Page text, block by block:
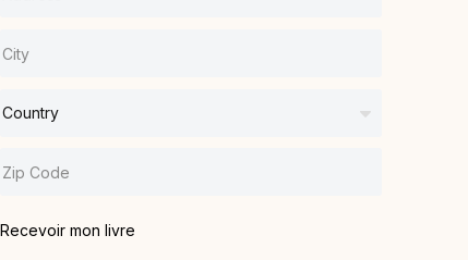
Recevoir mon livre